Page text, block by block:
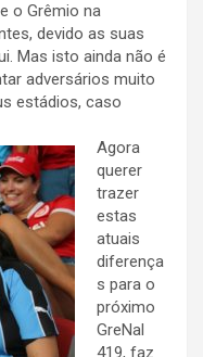
o Grêmio na
devido as suas
Mas isto ainda não é
adversários muito
estádios, caso
Agora
querer
trazer
estas
atuais
diferença
s para o
próximo
GreNal
419, faz